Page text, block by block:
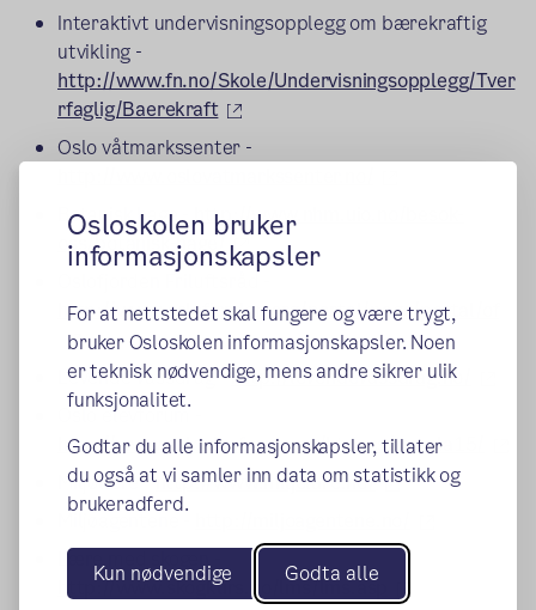
Osloskolen bruker
informasjonskapsler
For at nettstedet skal fungere og være trygt,
bruker Osloskolen informasjonskapsler. Noen
er teknisk nødvendige, mens andre sikrer ulik
funksjonalitet.
Godtar du alle informasjonskapsler, tillater
du også at vi samler inn data om statistikk og
brukeradferd.
Kun nødvendige Godta alle
Interaktivt undervisningsopplegg om bærekraftig
utvikling -
http://www.fn.no/Skole/Undervisningsopplegg/Tver
rfaglig/Baerekraft
(ekstern lenke)
Oslo våtmarkssenter -
Botanisk hage -http://www.nhm.uio.no/besok-
oss/botanisk-hage/
(ekstern lenke)
http://www.oslofjorden.org/portal/page/portal/of
(ekstern lenke)
Levende vassdrag -http://levendevassdrag.no/
Oslo elevforum -
http://www.osloelveforum.no/htdocs/joomla15/
Miljølære -http://www.miljolare.no/
(ekstern lenke)
Lære med skogen -
http://www.skogkurs.no/lms/lms.asp